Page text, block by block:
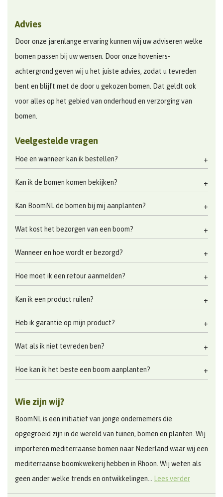
Advies
Door onze jarenlange ervaring kunnen wij uw adviseren welke
bomen passen bij uw wensen. Door onze hoveniers-
achtergrond geven wij u het juiste advies, zodat u tevreden
bent en blijft met de door u gekozen bomen. Dat geldt ook
voor alles op het gebied van onderhoud en verzorging van
bomen.
Veelgestelde vragen
Hoe en wanneer kan ik bestellen?
Kan ik de bomen komen bekijken?
Kan BoomNL de bomen bij mij aanplanten?
Wat kost het bezorgen van een boom?
Wanneer en hoe wordt er bezorgd?
Hoe moet ik een retour aanmelden?
Kan ik een product ruilen?
Heb ik garantie op mijn product?
Wat als ik niet tevreden ben?
Hoe kan ik het beste een boom aanplanten?
Wie zijn wij?
BoomNL is een initiatief van jonge ondernemers die
opgegroeid zijn in de wereld van tuinen, bomen en planten. Wij
importeren mediterraanse bomen naar Nederland waar wij een
mediterraanse boomkwekerij hebben in Rhoon. Wij weten als
geen ander welke trends en ontwikkelingen... Lees verder